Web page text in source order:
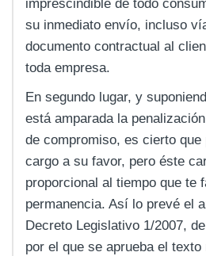
imprescindible de todo
su inmediato envío, incluso
documento contractual al
toda empresa.
En segundo lugar, y
está amparada la
de compromiso, es cierto que
cargo a su favor, pero éste
proporcional al tiempo que te
permanencia. Así lo prevé el
Decreto Legislativo 1/2007,
por el que se aprueba el